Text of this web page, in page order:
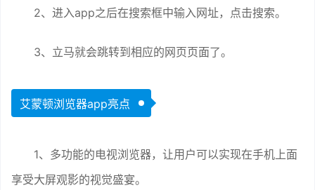
2、进入app之后在搜索框中输入网址，点击搜索。
3、立马就会跳转到相应的网页页面了。
艾蒙顿浏览器app亮点
1、多功能的电视浏览器，让用户可以实现在手机上面
享受大屏观影的视觉盛宴。